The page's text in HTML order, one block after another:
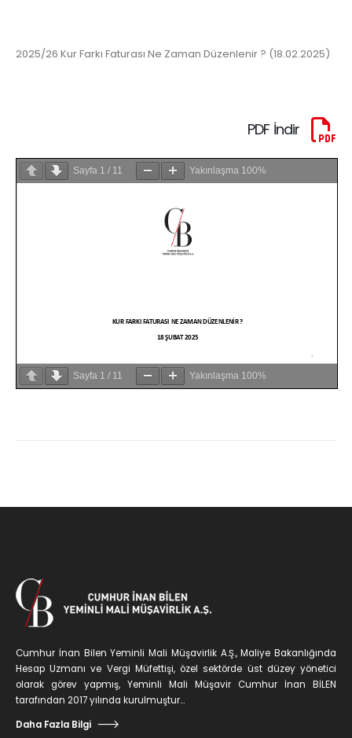
2025/26 Kur Farkı Faturası Ne Zaman Düzenlenir ? (18.02.2025)
PDF İndir
Sayfa 1 / 11 Yakınlaşma 100%
Sayfa 1 / 11 Yakınlaşma 100%
Cumhur İnan Bilen Yeminli Mali Müşavirlik A.Ş., Maliye Bakanlığında
Hesap Uzmanı ve Vergi Müfettişi, özel sektörde üst düzey yönetici
olarak görev yapmış, Yeminli Mali Müşavir Cumhur İnan BİLEN
tarafından 2017 yılında kurulmuştur...
Daha Fazla Bilgi